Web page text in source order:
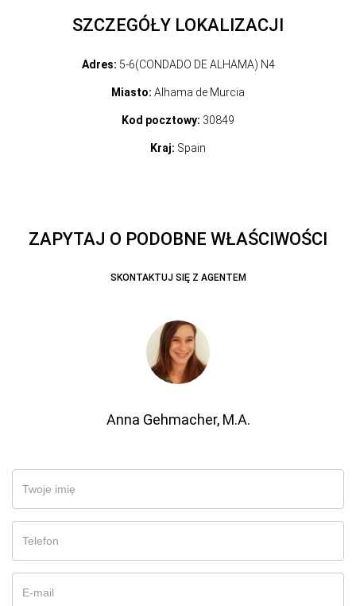
SZCZEGÓŁY LOKALIZACJI
Adres: 5-6(CONDADO DE ALHAMA) N4
Miasto: Alhama de Murcia
Kod pocztowy: 30849
Kraj: Spain
ZAPYTAJ O PODOBNE WŁAŚCIWOŚCI
SKONTAKTUJ SIĘ Z AGENTEM
Anna Gehmacher, M.A.